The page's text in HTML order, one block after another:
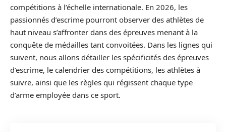
compétitions à l’échelle internationale. En 2026, les
passionnés d’escrime pourront observer des athlètes de
haut niveau s’affronter dans des épreuves menant à la
conquête de médailles tant convoitées. Dans les lignes qui
suivent, nous allons détailler les spécificités des épreuves
d’escrime, le calendrier des compétitions, les athlètes à
suivre, ainsi que les règles qui régissent chaque type
d’arme employée dans ce sport.